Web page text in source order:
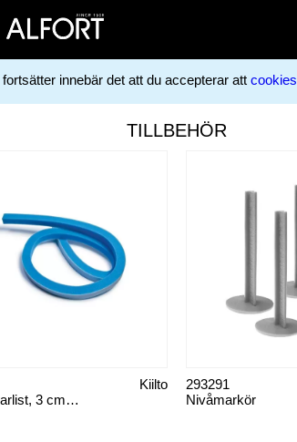
innebär det att du accepterar att cookies
TILLBEHÖR
Avstängarlist, 3 cm x 3 cm
Kiilto
Nivåmarkör
293291